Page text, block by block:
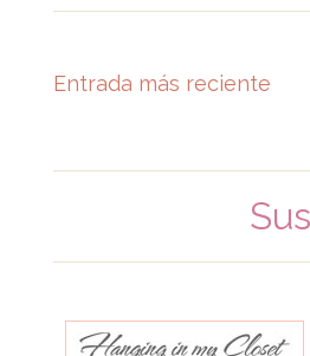
Entrada más reciente